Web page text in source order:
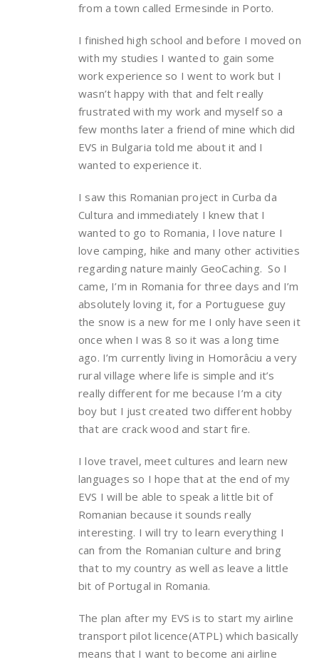
from a town called Ermesinde in Porto.
I finished high school and before I moved on
with my studies I wanted to gain some
work experience so I went to work but I
wasn’t happy with that and felt really
frustrated with my work and myself so a
few months later a friend of mine which did
EVS in Bulgaria told me about it and I
wanted to experience it.
I saw this Romanian project in Curba da
Cultura and immediately I knew that I
wanted to go to Romania, I love nature I
love camping, hike and many other activities
regarding nature mainly GeoCaching. So I
came, I’m in Romania for three days and I’m
absolutely loving it, for a Portuguese guy
the snow is a new for me I only have seen it
once when I was 8 so it was a long time
ago. I’m currently living in Homorâciu a very
rural village where life is simple and it’s
really different for me because I’m a city
boy but I just created two different hobby
that are crack wood and start fire.
I love travel, meet cultures and learn new
languages so I hope that at the end of my
EVS I will be able to speak a little bit of
Romanian because it sounds really
interesting. I will try to learn everything I
can from the Romanian culture and bring
that to my country as well as leave a little
bit of Portugal in Romania.
The plan after my EVS is to start my airline
transport pilot licence(ATPL) which basically
means that I want to become ani airline